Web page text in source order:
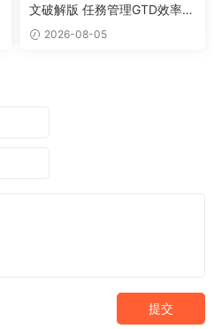
文破解版 任務管理GTD效率工
具 2026-08-05
提交